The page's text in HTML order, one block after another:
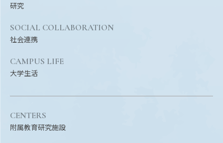
研究
SOCIAL COLLABORATION
社会連携
CAMPUS LIFE
大学生活
CENTERS
附属教育研究施設